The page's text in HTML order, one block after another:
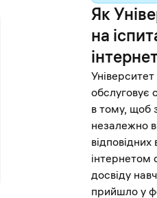
Як
на
обслуговує
в тому, щоб
незалежно
інтернетом
досвіду
прийшло у